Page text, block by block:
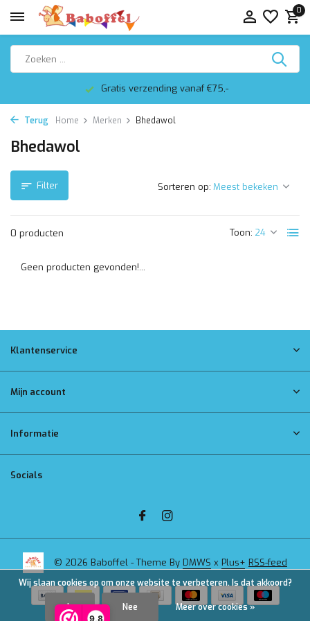
9,8
0
Gratis verzending vanaf €75,-
Terug Home Merken Bhedawol
Bhedawol
Filter
0 producten Toon:
Sorteren op:
Geen producten gevonden!...
Klantenservice
Mijn account
Informatie
Socials
© 2026 Baboffel - Theme By DMWS x Plus+ RSS-feed
Wij slaan cookies op om onze website te verbeteren. Is dat akkoord?
Ja Nee Meer over cookies »